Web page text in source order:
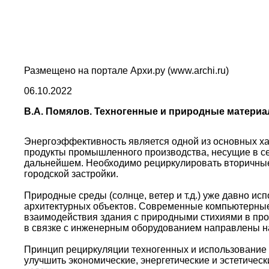
Размещено на портале Архи.ру (www.archi.ru)
06.10.2022
В.А. Помялов. Техногенные и природные
Энергоэффективность является одной из основных
продукты промышленного производства, несущие в
дальнейшем. Необходимо рециркулировать
городской застройки.
Природные среды (солнце, ветер и т.д.) уже давно
архитектурных объектов. Современные
взаимодействия здания с природными стихиями в
в связке с инженерным оборудованием направлены
Принцип рециркуляции техногенных и
улучшить экономические, энергетические и